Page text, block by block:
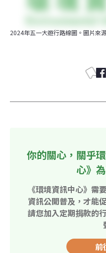
2024年五一大遊行路線圖。圖片來
你的關心，關乎
心》
《環境資訊中心》需
資訊公開普及，才能
請您加入定期捐款的
前